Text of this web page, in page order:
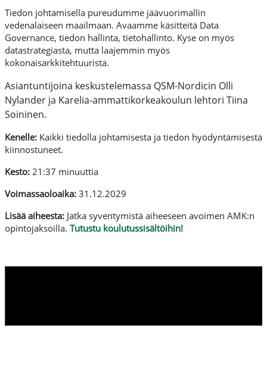
Tiedon johtamisella pureudumme jäävuorimallin
vedenalaiseen maailmaan. Avaamme käsitteitä Data
Governance, tiedon hallinta, tietohallinto. Kyse on myös
datastrategiasta, mutta laajemmin myös
kokonaisarkkitehtuurista.
Asiantuntijoina keskustelemassa QSM-Nordicin Olli
Nylander ja Karelia-ammattikorkeakoulun lehtori Tiina
Soininen.
Kenelle: Kaikki tiedolla johtamisesta ja tiedon hyödyntämisestä
kiinnostuneet.
Kesto: 21:37 minuuttia
Voimassaoloaika: 31.12.2029
Lisää aiheesta: Jatka syventymistä aiheeseen avoimen AMK:n
opintojaksoilla. Tutustu koulutussisältöihin!